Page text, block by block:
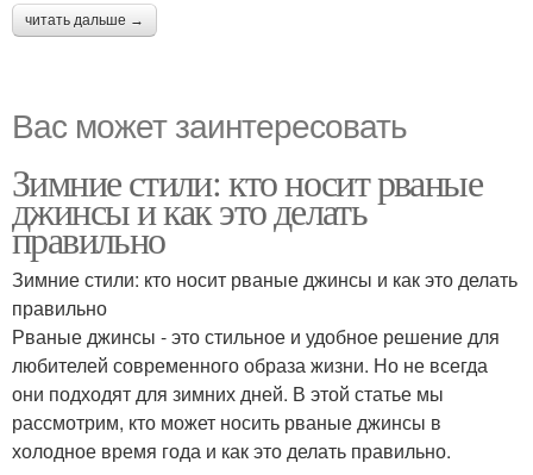
читать дальше →
Вас может заинтересовать
Зимние стили: кто носит рваные
джинсы и как это делать
правильно
Зимние стили: кто носит рваные джинсы и как это делать
правильно
Рваные джинсы - это стильное и удобное решение для
любителей современного образа жизни. Но не всегда
они подходят для зимних дней. В этой статье мы
рассмотрим, кто может носить рваные джинсы в
холодное время года и как это делать правильно.